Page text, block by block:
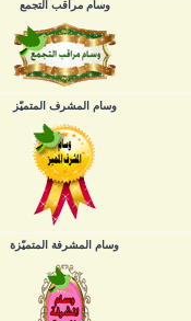
وسام مراقب التجمع
وسام المشرف المتميّز
وسام المشرفة المتميّزة